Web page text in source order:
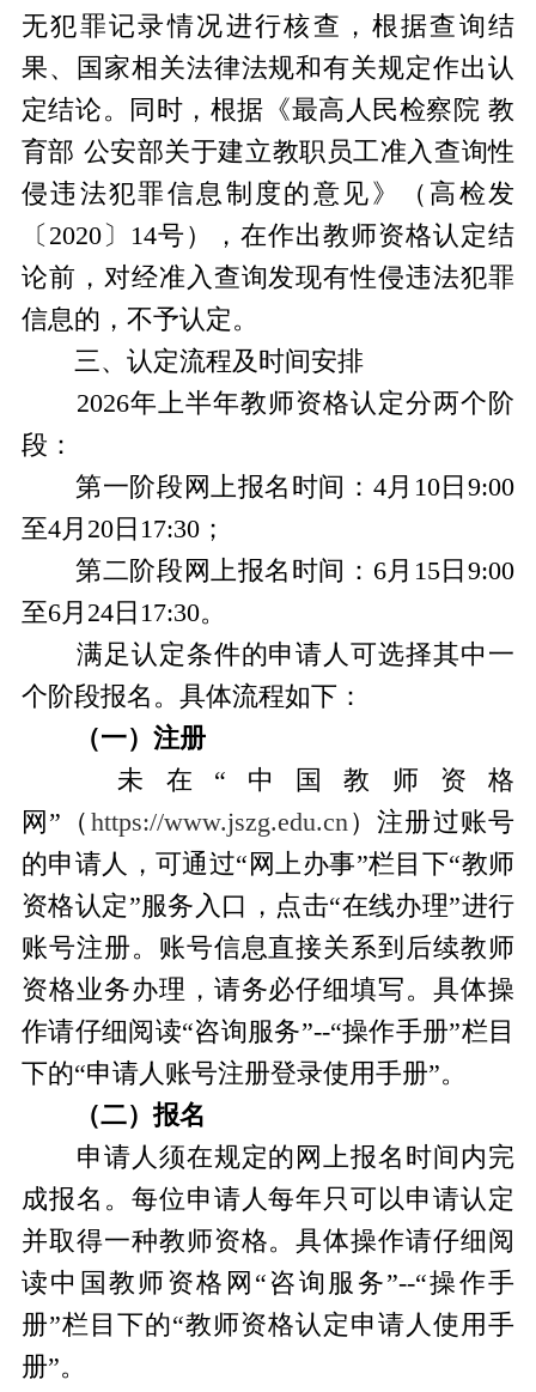
无犯罪记录情况进行核查，根据查询结
果、国家相关法律法规和有关规定作出认
定结论。同时，根据《最高人民检察院 教
育部 公安部关于建立教职员工准入查询性
侵违法犯罪信息制度的意见》（高检发
〔2020〕14号），在作出教师资格认定结
论前，对经准入查询发现有性侵违法犯罪
信息的，不予认定。
三、认定流程及时间安排
2026年上半年教师资格认定分两个阶
段：
第一阶段网上报名时间：4月10日9:00
至4月20日17:30；
第二阶段网上报名时间：6月15日9:00
至6月24日17:30。
满足认定条件的申请人可选择其中一
个阶段报名。具体流程如下：
（一）注册
未在“中国教师资格
网”（ https://www.jszg.edu.cn ）注册过账号
的申请人，可通过“网上办事”栏目下“教师
资格认定”服务入口，点击“在线办理”进行
账号注册。账号信息直接关系到后续教师
资格业务办理，请务必仔细填写。具体操
作请仔细阅读“咨询服务”--“操作手册”栏目
下的“申请人账号注册登录使用手册”。
（二）报名
申请人须在规定的网上报名时间内完
成报名。每位申请人每年只可以申请认定
并取得一种教师资格。具体操作请仔细阅
读中国教师资格网“咨询服务”--“操作手
册”栏目下的“教师资格认定申请人使用手
册”。